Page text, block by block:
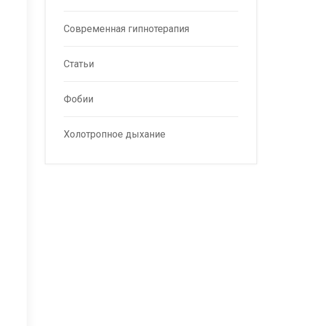
Современная гипнотерапия
Статьи
Фобии
Холотропное дыхание